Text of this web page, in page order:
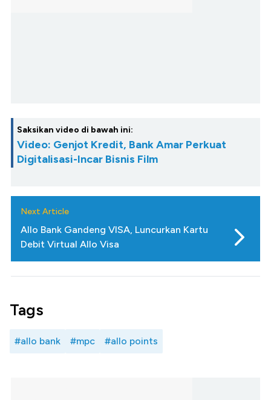
Saksikan video di bawah ini:
Video: Genjot Kredit, Bank Amar Perkuat
Digitalisasi-Incar Bisnis Film
Next Article
Allo Bank Gandeng VISA, Luncurkan Kartu
Debit Virtual Allo Visa
Tags
#allo bank #mpc #allo points